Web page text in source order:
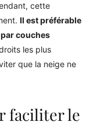
cette
Il est préférable
couches
les plus
que la neige ne
faciliter le